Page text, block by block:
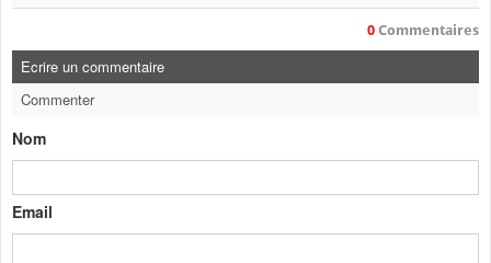
0 Commentaires
Ecrire un commentaire
Commenter
Nom
Email